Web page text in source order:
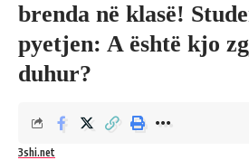
brenda në klasë!
pyetjen: A është kjo
duhur?
3shi.net